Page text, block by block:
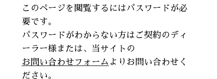
このページを閲覧するにはパスワードが必
要です。
パスワードがわからない方はご契約のディ
ーラー様または、当サイトの
お問い合わせフォーム よりお問い合わせく
ださい。